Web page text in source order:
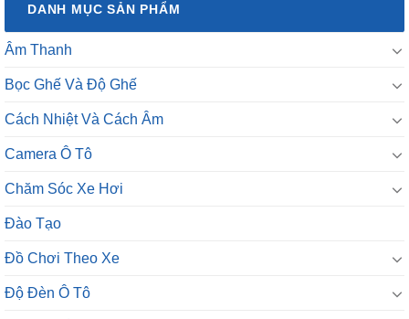
DANH MỤC SẢN PHẨM
Âm Thanh
Bọc Ghế Và Độ Ghế
Cách Nhiệt Và Cách Âm
Camera Ô Tô
Chăm Sóc Xe Hơi
Đào Tạo
Đồ Chơi Theo Xe
Độ Đèn Ô Tô